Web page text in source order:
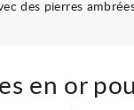
des pierres
en or